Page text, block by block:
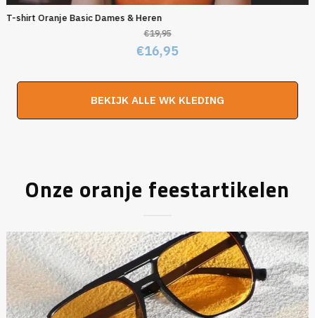
T-shirt Oranje Basic Dames & Heren
€19,95
Oorspronkelijke
€16,95Huidige
BEKIJK ALLE WK KLEDING
Onze oranje feestartikelen